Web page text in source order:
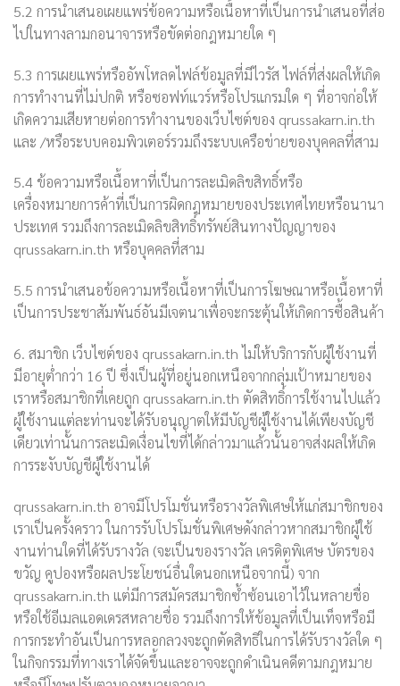
5.2 การนำเสนอเผยแพร่ข้อความหรือเนื้อหาที่เป็นการนำเสนอที่ส่อ
ไปในทางลามกอนาจารหรือขัดต่อกฎหมายใด ๆ
5.3 การเผยแพร่หรืออัพโหลดไฟล์ข้อมูลที่มีไวรัส ไฟล์ที่ส่งผลให้เกิด
การทำงานที่ไม่ปกติ หรือซอฟท์แวร์หรือโปรแกรมใด ๆ ที่อาจก่อให้
เกิดความเสียหายต่อการทำงานของเว็บไซต์ของ qrussakarn.in.th
และ /หรือระบบคอมพิวเตอร์รวมถึงระบบเครือข่ายของบุคคลที่สาม
5.4 ข้อความหรือเนื้อหาที่เป็นการละเมิดลิขสิทธิ์หรือ
เครื่องหมายการค้าที่เป็นการผิดกฎหมายของประเทศไทยหรือนานา
ประเทศ รวมถึงการละเมิดลิขสิทธิ์ทรัพย์สินทางปัญญาของ
qrussakarn.in.th หรือบุคคลที่สาม
5.5 การนำเสนอข้อความหรือเนื้อหาที่เป็นการโฆษณาหรือเนื้อหาที่
เป็นการประชาสัมพันธ์อันมีเจตนาเพื่อจะกระตุ้นให้เกิดการซื้อสินค้า
6. สมาชิก เว็บไซต์ของ qrussakarn.in.th ไม่ให้บริการกับผู้ใช้งานที่
มีอายุต่ำกว่า 16 ปี ซึ่งเป็นผู้ที่อยู่นอกเหนือจากกลุ่มเป้าหมายของ
เราหรือสมาชิกที่เคยถูก qrussakarn.in.th ตัดสิทธิ์การใช้งานไปแล้ว
ผู้ใช้งานแต่ละท่านจะได้รับอนุญาตให้มีบัญชีผู้ใช้งานได้เพียงบัญชี
เดียวเท่านั้นการละเมิดเงื่อนไขที่ได้กล่าวมาแล้วนั้นอาจส่งผลให้เกิด
การระงับบัญชีผู้ใช้งานได้
qrussakarn.in.th อาจมีโปรโมชั่นหรือรางวัลพิเศษให้แก่สมาชิกของ
เราเป็นครั้งคราว ในการรับโปรโมชั่นพิเศษดังกล่าวหากสมาชิกผู้ใช้
งานท่านใดที่ได้รับรางวัล (จะเป็นของรางวัล เครดิตพิเศษ บัตรของ
ขวัญ คูปองหรือผลประโยชน์อื่นใดนอกเหนือจากนี้) จาก
qrussakarn.in.th แต่มีการสมัครสมาชิกซ้ำซ้อนเอาไว้ในหลายชื่อ
หรือใช้อีเมลแอดเดรสหลายชื่อ รวมถึงการให้ข้อมูลที่เป็นเท็จหรือมี
การกระทำอันเป็นการหลอกลวงจะถูกตัดสิทธิในการได้รับรางวัลใด ๆ
ในกิจกรรมที่ทางเราได้จัดขึ้นและอาจจะถูกดำเนินคดีตามกฎหมาย